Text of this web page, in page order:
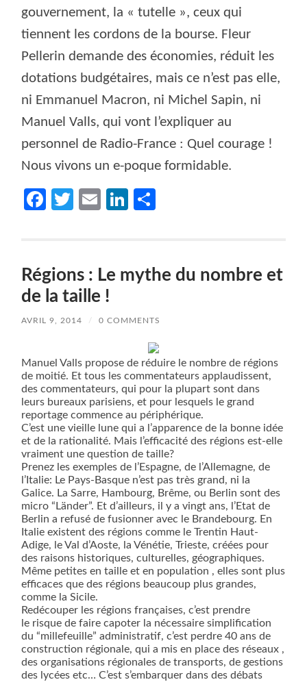
gouvernement, la « tutelle », ceux qui
tiennent les cordons de la bourse. Fleur
Pellerin demande des économies, réduit les
dotations budgétaires, mais ce n’est pas elle,
ni Emmanuel Macron, ni Michel Sapin, ni
Manuel Valls, qui vont l’expliquer au
personnel de Radio-France : Quel courage !
Nous vivons un e-poque formidable.
Facebook
Twitter
EmailLinkedIn
Régions : Le mythe du nombre et
de la taille !
AVRIL 9, 2014 / 0 COMMENTS
Manuel Valls propose de réduire le nombre de régions
de moitié. Et tous les commentateurs applaudissent,
des commentateurs, qui pour la plupart sont dans
leurs bureaux parisiens, et pour lesquels le grand
reportage commence au périphérique.
C’est une vieille lune qui a l’apparence de la bonne idée
et de la rationalité. Mais l’efficacité des régions est-elle
vraiment une question de taille?
Prenez les exemples de l’Espagne, de l’Allemagne, de
l’Italie: Le Pays-Basque n’est pas très grand, ni la
Galice. La Sarre, Hambourg, Brême, ou Berlin sont des
micro “Länder”. Et d’ailleurs, il y a vingt ans, l’Etat de
Berlin a refusé de fusionner avec le Brandebourg. En
Italie existent des régions comme le Trentin Haut-
Adige, le Val d’Aoste, la Vénétie, Trieste, créées pour
des raisons historiques, culturelles, géographiques.
Même petites en taille et en population , elles sont plus
efficaces que des régions beaucoup plus grandes,
comme la Sicile.
Redécouper les régions françaises, c’est prendre
le risque de faire capoter la nécessaire simplification
du “millefeuille” administratif, c’est perdre 40 ans de
construction régionale, qui a mis en place des réseaux ,
des organisations régionales de transports, de gestions
des lycées etc… C’est s’embarquer dans des débats